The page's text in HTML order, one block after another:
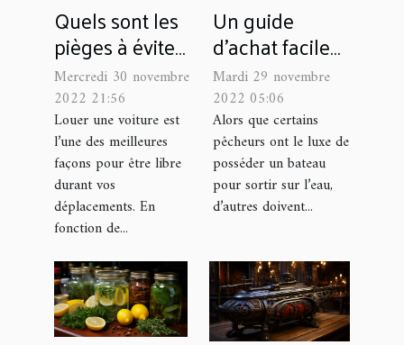
Quels sont les
pièges à éviter
lors de la
location d’une
voiture avec
une agence ?
Mercredi 30 novembre
2022 21:56
Louer une voiture est
l’une des meilleures
façons pour être libre
durant vos
déplacements. En
fonction de...
Un guide
d’achat facile
des meilleurs
tubes flottants
de pêche
Mardi 29 novembre
2022 05:06
Alors que certains
pêcheurs ont le luxe de
posséder un bateau
pour sortir sur l’eau,
d’autres doivent...